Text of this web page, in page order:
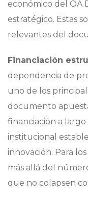
económico del OA
estratégico. Estas
relevantes del
Financiación
dependencia de
uno de los
documento
financiación a
institucional
innovación. Para
más allá del
que no colapsen